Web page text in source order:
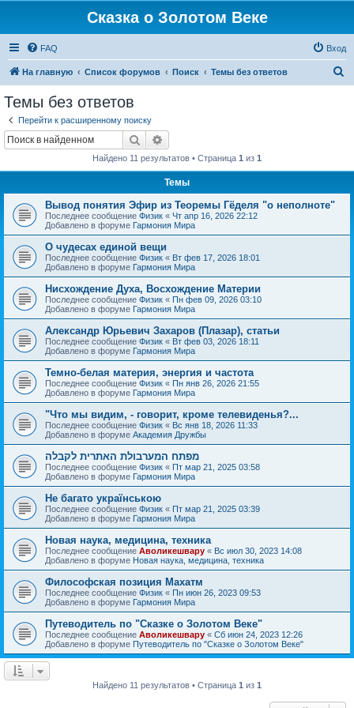
Сказка о Золотом Веке
FAQ Вход
На главную Список форумов Поиск Темы без ответов
Темы без ответов
Перейти к расширенному поиску
Поиск
Найдено 11 результатов • Страница 1 из 1
Темы
Вывод понятия Эфир из Теоремы Гёделя "о неполноте"
Последнее сообщение Физик « Чт апр 16, 2026 22:12
Добавлено в форуме Гармония Мира
О чудесах единой вещи
Последнее сообщение Физик « Вт фев 17, 2026 18:01
Добавлено в форуме Гармония Мира
Нисхождение Духа, Восхождение Материи
Последнее сообщение Физик « Пн фев 09, 2026 03:10
Добавлено в форуме Гармония Мира
Александр Юрьевич Захаров (Плазар), статьи
Последнее сообщение Физик « Вт фев 03, 2026 18:11
Добавлено в форуме Гармония Мира
Темно-белая материя, энергия и частота
Последнее сообщение Физик « Пн янв 26, 2026 21:55
Добавлено в форуме Гармония Мира
"Что мы видим, - говорит, кроме телевиденья?...
Последнее сообщение Физик « Вс янв 18, 2026 11:33
Добавлено в форуме Академия Дружбы
מפתח המערבולת האתרית לקבלה
Последнее сообщение Физик « Пт мар 21, 2025 03:58
Добавлено в форуме Гармония Мира
Не багато українською
Последнее сообщение Физик « Пт мар 21, 2025 03:39
Добавлено в форуме Гармония Мира
Новая наука, медицина, техника
Последнее сообщение Аволикешвару « Вс июл 30, 2023 14:08
Добавлено в форуме Новая наука, медицина, техника
Философская позиция Махатм
Последнее сообщение Физик « Пн июн 26, 2023 09:53
Добавлено в форуме Гармония Мира
Путеводитель по "Сказке о Золотом Веке"
Последнее сообщение Аволикешвару « Сб июн 24, 2023 12:26
Добавлено в форуме Путеводитель по "Сказке о Золотом Веке"
Найдено 11 результатов • Страница 1 из 1